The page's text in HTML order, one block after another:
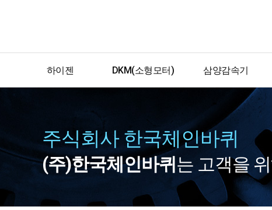
하이젠
서보모터
고압모터
DKM(소형모터)
인덕션모터
리버서블모터
브레이크모터
클러치브레이크모터
2극모터
삼양감속기
기어드모터
중실축윔감속기
멀티맥스윔감속기
중공축윔감속기
헬리컬윔감속기
스크류잭
주식회사 한국체인바퀴
(주)한국체인바퀴는 고객을